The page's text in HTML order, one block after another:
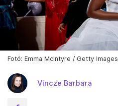
Fotó: Emma McIntyre / Getty Images
Vincze Barbara